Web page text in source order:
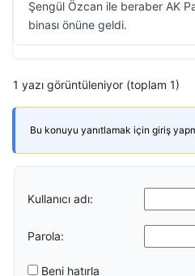
Şengül Özcan ile beraber AK
binası önüne geldi.
1 yazı görüntüleniyor (toplam 1)
Bu konuyu yanıtlamak için giriş
Kullanıcı adı:
Parola:
Beni hatırla